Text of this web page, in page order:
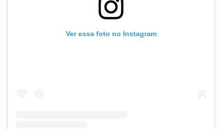
Ver essa foto no Instagram